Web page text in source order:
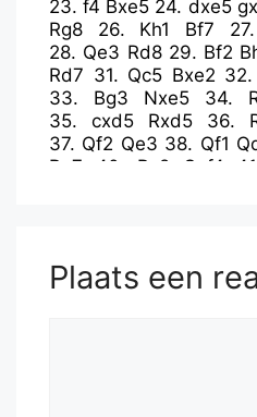
23.f4 Bxe5 24. dxe5
Rg8
26. Kh1 Bf7
28. Qe3 Rd8 29. Bf2
Rd7 31. Qc5 Bxe2 32.
33. Bg3 Nxe5 34.
35. cxd5 Rxd5 36.
37. Qf2 Qe3 38. Qf1
Rg7
40. Rc2 Qxf4
Plaats een